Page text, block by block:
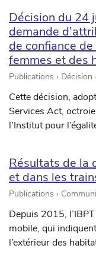
Décision du 24
demande
de confiance
femmes et des
Publications › Décision
Cette décision,
Services Act,
l’Institut pour
Résultats de la
et dans les
Publications ›
Depuis 2015,
mobile, qui
l’extérieur des